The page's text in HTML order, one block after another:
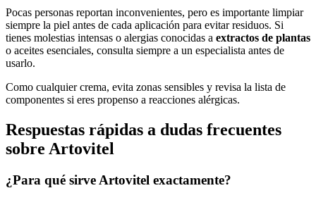
Pocas personas reportan inconvenientes, pero es importante limpiar
siempre la piel antes de cada aplicación para evitar residuos. Si
tienes molestias intensas o alergias conocidas a extractos de plantas
o aceites esenciales, consulta siempre a un especialista antes de
usarlo.
Como cualquier crema, evita zonas sensibles y revisa la lista de
componentes si eres propenso a reacciones alérgicas.
Respuestas rápidas a dudas frecuentes
sobre Artovitel
¿Para qué sirve Artovitel exactamente?